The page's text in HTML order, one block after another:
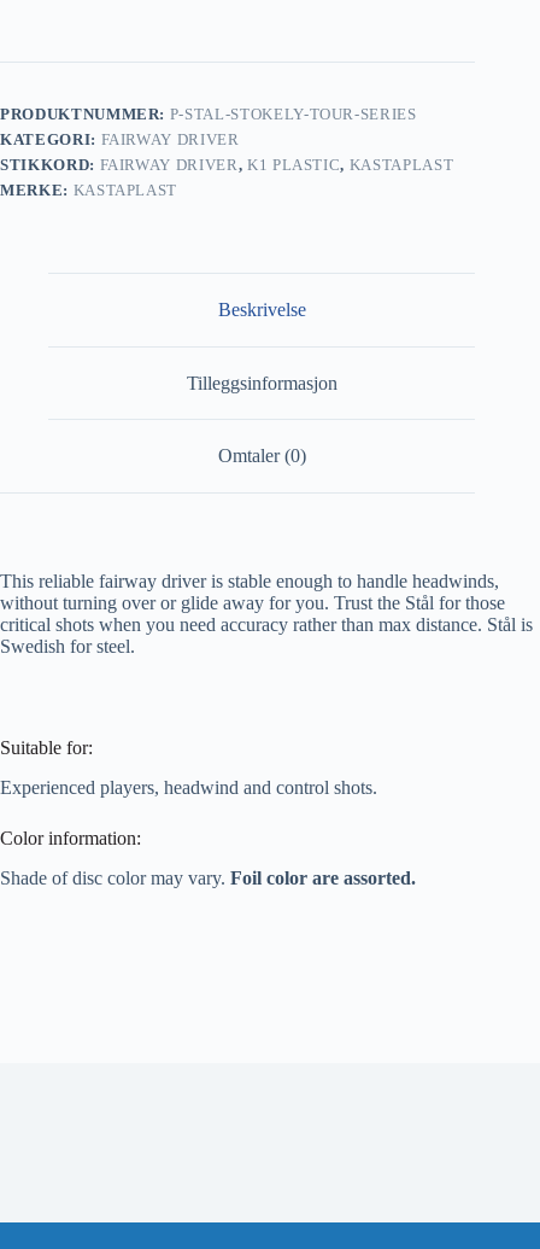
PRODUKTNUMMER: P-STAL-STOKELY-TOUR-SERIES
KATEGORI: FAIRWAY DRIVER
STIKKORD: FAIRWAY DRIVER, K1 PLASTIC, KASTAPLAST
MERKE: KASTAPLAST
Beskrivelse
Tilleggsinformasjon
Omtaler (0)
This reliable fairway driver is stable enough to handle headwinds,
without turning over or glide away for you. Trust the Stål for those
critical shots when you need accuracy rather than max distance. Stål is
Swedish for steel.
Suitable for:
Experienced players, headwind and control shots.
Color information:
Shade of disc color may vary. Foil color are assorted.